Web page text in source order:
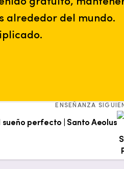
alrededor del mundo.
ENSEÑANZA
sueño perfecto | Santo Aeolus